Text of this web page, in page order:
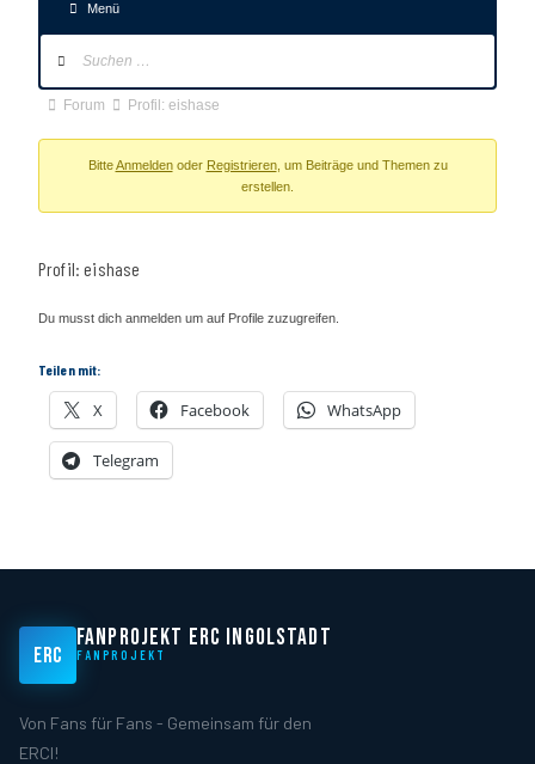
Menü
Navigation
Forum-
Breadcrumbs
hier:
Forum Profil: eishase
BitteAnmeldenoder Registrieren, um Beiträge und Themen zu
erstellen.
Profil: eishase
Du musst dich anmelden um auf Profile zuzugreifen.
Teilen mit:
X Facebook WhatsApp
Telegram
ERC
FANPROJEKT ERC INGOLSTADT
FANPROJEKT
Von Fans für Fans - Gemeinsam für den
ERCI!